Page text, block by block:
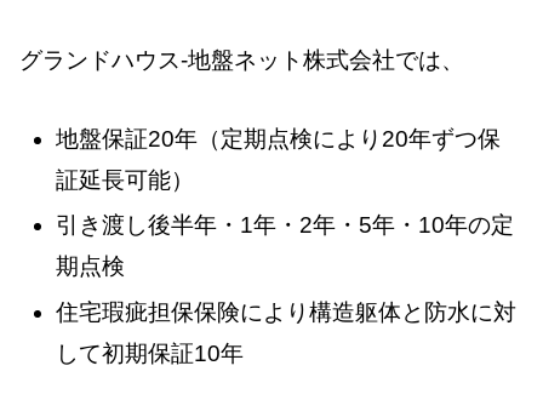
グランドハウス-地盤ネット株式会社では、
地盤保証20年（定期点検により20年ずつ保
証延長可能）
引き渡し後半年・1年・2年・5年・10年の定
期点検
住宅瑕疵担保保険により構造躯体と防水に対
して初期保証10年